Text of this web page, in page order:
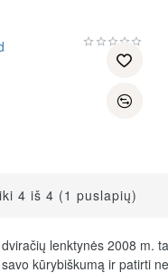
4 iš 4 (1 puslapių)
lenktynės 2008 m.
kūrybiškumą ir patirti